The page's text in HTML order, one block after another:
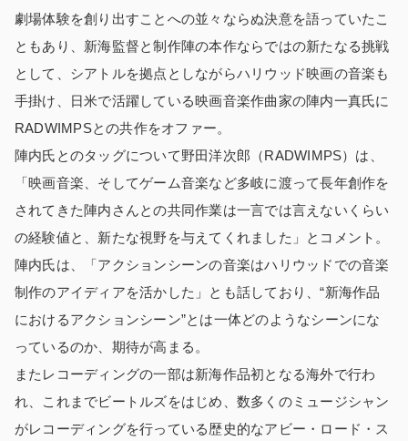
劇場体験を創り出すことへの並々ならぬ決意を語っていたこ
ともあり、新海監督と制作陣の本作ならではの新たなる挑戦
として、シアトルを拠点としながらハリウッド映画の音楽も
手掛け、日米で活躍している映画音楽作曲家の陣内一真氏に
RADWIMPSとの共作をオファー。
陣内氏とのタッグについて野田洋次郎（RADWIMPS）は、
「映画音楽、そしてゲーム音楽など多岐に渡って長年創作を
されてきた陣内さんとの共同作業は一言では言えないくらい
の経験値と、新たな視野を与えてくれました」とコメント。
陣内氏は、「アクションシーンの音楽はハリウッドでの音楽
制作のアイディアを活かした」とも話しており、“新海作品
におけるアクションシーン”とは一体どのようなシーンにな
っているのか、期待が高まる。
またレコーディングの一部は新海作品初となる海外で行わ
れ、これまでビートルズをはじめ、数多くのミュージシャン
がレコーディングを行っている歴史的なアビー・ロード・ス